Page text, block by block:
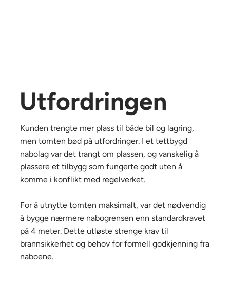
Utfordringen
Kunden trengte mer plass til både bil og lagring,
men tomten bød på utfordringer. I et tettbygd
nabolag var det trangt om plassen, og vanskelig å
plassere et tilbygg som fungerte godt uten å
komme i konflikt med regelverket.
For å utnytte tomten maksimalt, var det nødvendig
å bygge nærmere nabogrensen enn standardkravet
på 4 meter. Dette utløste strenge krav til
brannsikkerhet og behov for formell godkjenning fra
naboene.